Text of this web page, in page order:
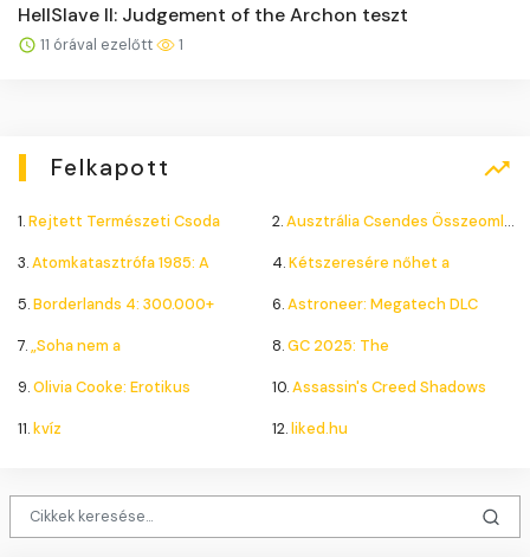
HellSlave II: Judgement of the Archon teszt
11 órával ezelőtt 1
Felkapott
1.Rejtett Természeti Csoda 2.Ausztrália Csendes Összeomlása
3.Atomkatasztrófa 1985: A 4.Kétszeresére nőhet a
5.Borderlands 4: 300.000+ 6.Astroneer: Megatech DLC
7.„Soha nem a 8.GC 2025: The
9.Olivia Cooke: Erotikus 10.Assassin's Creed Shadows
11.kvíz 12.liked.hu